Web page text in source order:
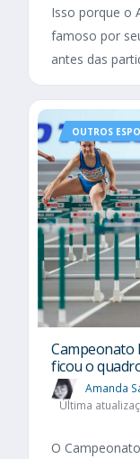
Isso porque o
famoso por
antes das
OUTROS
Campeonato
ficou o
Amanda
Última
O